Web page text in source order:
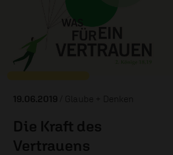
19.06.2019 / Glaube + Denken
Die Kraft des
Vertrauens